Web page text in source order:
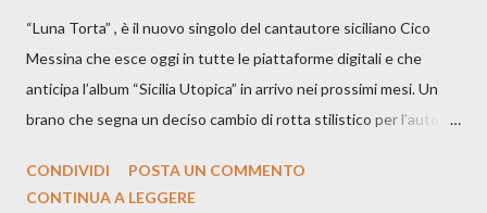
“Luna Torta” , è il nuovo singolo del cantautore siciliano Cico
Messina che esce oggi in tutte le piattaforme digitali e che
anticipa l’album “Sicilia Utopica” in arrivo nei prossimi mesi. Un
brano che segna un deciso cambio di rotta stilistico per l’autore
testo ibrido tra italiano e siciliano, e un’urgenza espressiva che
CONDIVIDI
POSTA UN COMMENTO
CONTINUA A LEGGERE